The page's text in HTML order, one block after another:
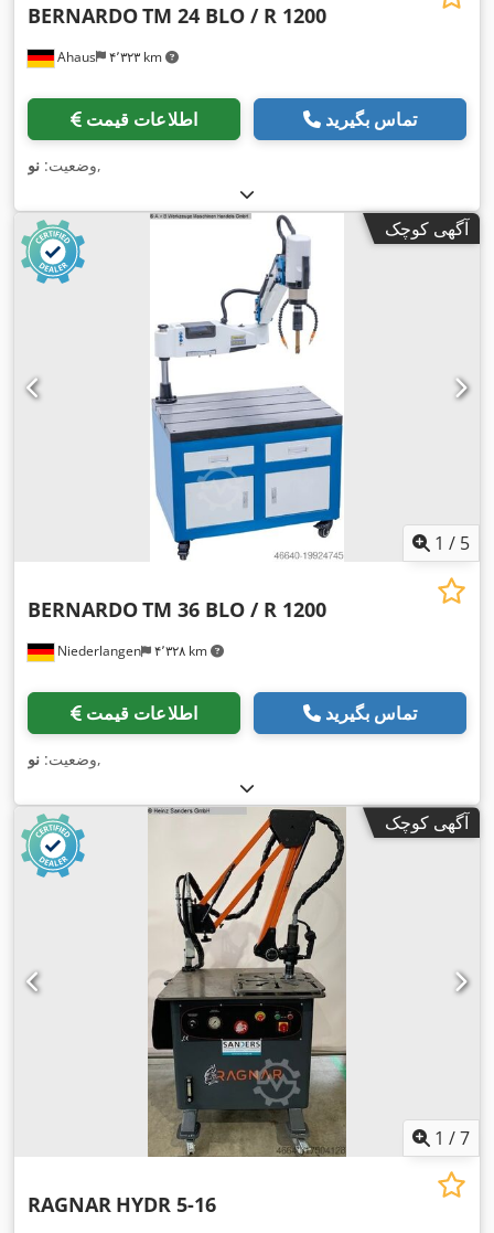
Ahaus ۴٬۳۲۳ km
BERNARDOTM 24 BLO / R 1200
اطلاعات قیمت تماس بگیرید
وضعیت: نو ,
آگهی کوچک
1 / 5
Niederlangen ۴٬۳۲۸ km
BERNARDOTM 36 BLO / R 1200
اطلاعات قیمت تماس بگیرید
وضعیت: نو ,
آگهی کوچک
1 /7
RAGNAR HYDR 5-16